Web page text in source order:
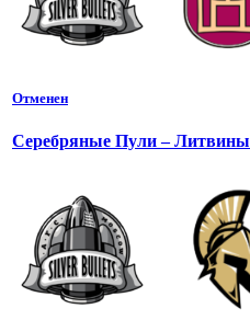
Отменен
Серебряные Пули – Литвины